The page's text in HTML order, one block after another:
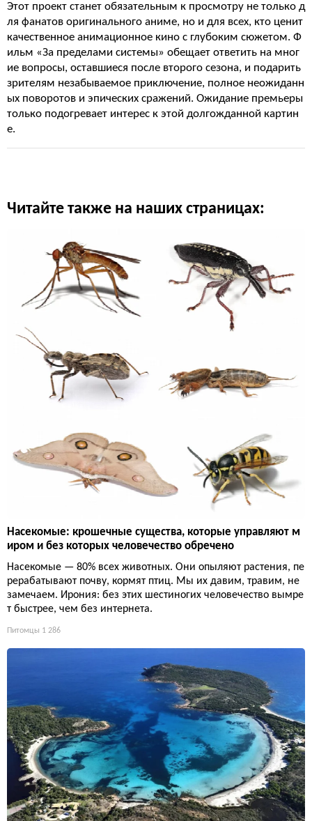
Этот проект станет обязательным к просмотру не только д
ля фанатов оригинального аниме, но и для всех, кто ценит
качественное анимационное кино с глубоким сюжетом. Ф
ильм «За пределами системы» обещает ответить на мног
ие вопросы, оставшиеся после второго сезона, и подарить
зрителям незабываемое приключение, полное неожиданн
ых поворотов и эпических сражений. Ожидание премьеры
только подогревает интерес к этой долгожданной картин
е.
Читайте также на наших страницах:
Насекомые: крошечные существа, которые управляют м
иром и без которых человечество обречено
Насекомые — 80% всех животных. Они опыляют растения, пе
рерабатывают почву, кормят птиц. Мы их давим, травим, не
замечаем. Ирония: без этих шестиногих человечество вымре
т быстрее, чем без интернета.
Питомцы 1 286